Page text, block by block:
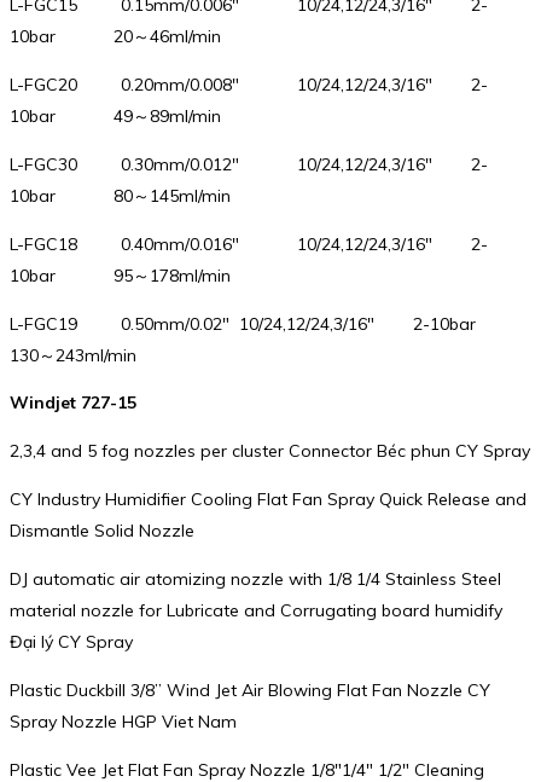
L-FGC15 0.15mm/0.006″ 10/24,12/24,3/16″ 2-
10bar 20～46ml/min
L-FGC20 0.20mm/0.008″ 10/24,12/24,3/16″ 2-
10bar 49～89ml/min
L-FGC30 0.30mm/0.012″ 10/24,12/24,3/16″ 2-
10bar 80～145ml/min
L-FGC18 0.40mm/0.016″ 10/24,12/24,3/16″ 2-
10bar 95～178ml/min
L-FGC19 0.50mm/0.02″ 10/24,12/24,3/16″ 2-10bar
130～243ml/min
Windjet 727-15
2,3,4 and 5 fog nozzles per cluster Connector Béc phun CY Spray
CY Industry Humidifier Cooling Flat Fan Spray Quick Release and
Dismantle Solid Nozzle
DJ automatic air atomizing nozzle with 1/8 1/4 Stainless Steel
material nozzle for Lubricate and Corrugating board humidify
Đại lý CY Spray
Plastic Duckbill 3/8” Wind Jet Air Blowing Flat Fan Nozzle CY
Spray Nozzle HGP Viet Nam
Plastic Vee Jet Flat Fan Spray Nozzle 1/8″1/4″ 1/2″ Cleaning